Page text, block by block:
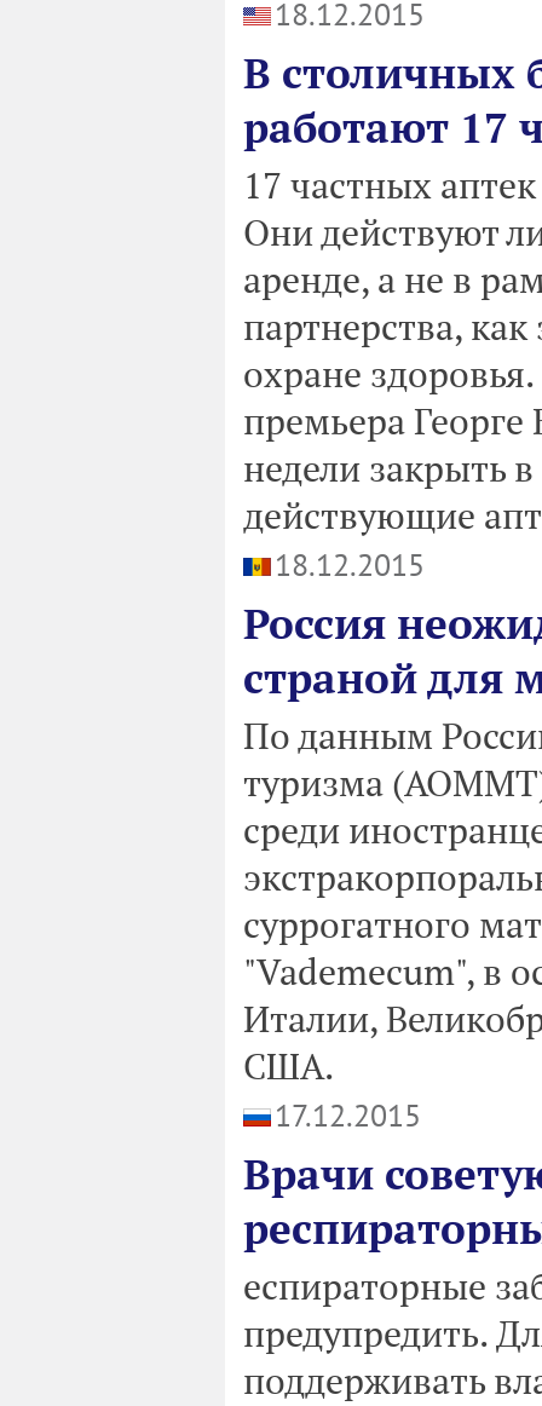
18.12.2015
В столичных
работают 17
17 частных
Они действуют
аренде, а не в
партнерства,
охране
премьера Георге
недели закрыть
действующие
18.12.2015
Россия
страной для
По данным
туризма
среди
суррогатного
"Vademecum", в
Италии,
США.
17.12.2015
Врачи
еспираторные
предупредить.
поддерживать